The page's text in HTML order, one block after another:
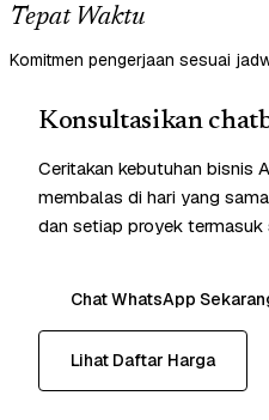
Tepat Waktu
Komitmen pengerjaan sesuai
Konsultasikan
Ceritakan kebutuhan bisnis
membalas di hari yang
dan setiap proyek termasuk
Chat WhatsApp
Lihat Daftar Harga